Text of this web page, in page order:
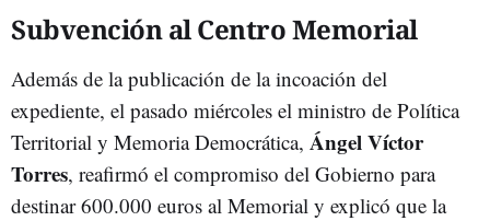
Subvención al Centro Memorial
Además de la publicación de la incoación del
expediente, el pasado miércoles el ministro de Política
Territorial y Memoria Democrática, Ángel Víctor
Torres, reafirmó el compromiso del Gobierno para
destinar 600.000 euros al Memorial y explicó que la